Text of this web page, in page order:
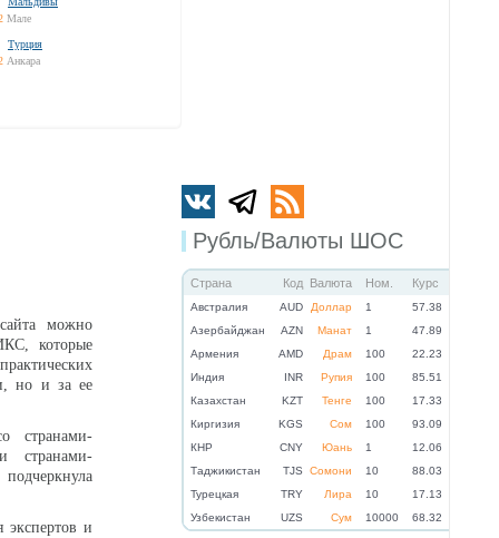
Мале
Турция
Анкара
Рубль/Валюты ШОС
Страна Код Валюта Ном. Курс
Австралия AUD Доллар 1
57.38
Азербайджан
AZN Манат 1
47.89
Армения
AMD Драм 100
22.23
Индия
INR Рупия 100
85.51
Казахстан
KZT Тенге 100
17.33
Киргизия
KGS Сом 100
93.09
КНР
CNY Юань 1
12.06
Таджикистан
TJS Сомони 10
88.03
Турецкая
TRY Лира 10
17.13
Узбекистан
UZS Сум 10000 68.32
можно
которые
но и за ее
странами-
странами-
и